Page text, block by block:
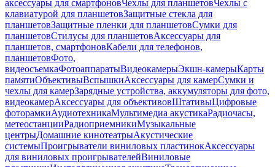
аксессуары для смартфоновЧехлы для планшетовЧехлы с
клавиатурой для планшетовЗащитные стекла для
планшетовЗащитные пленки для планшетовСумки для
планшетовСтилусы для планшетовАксессуары для
планшетов, смартфоновКабели для телефонов,
планшетовФото,
видеосъемкаФотоаппаратыВидеокамерыЭкшн-камерыКарты
памятиОбъективыВспышкиАксессуары для камерСумки и
чехлы для камерЗарядные устройства, аккумуляторы для фото,
видеокамерАксессуары для объективовШтативыЦифровые
фоторамкиАудиотехникаМультимедиа акустикаРадиочасы,
метеостанцииРадиоприемникиМузыкальные
центрыДомашние кинотеатрыАкустические
системыПроигрыватели виниловых пластинокАксессуары
для виниловых проигрывателейВиниловые